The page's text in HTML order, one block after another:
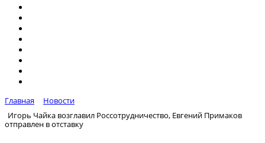
Главная
Новости
Игорь Чайка возглавил Россотрудничество, Евгений Примаков
отправлен в отставку